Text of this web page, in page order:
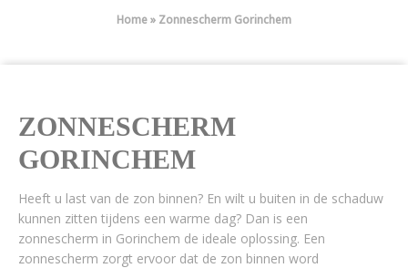
Home» Zonnescherm Gorinchem
ZONNESCHERM
GORINCHEM
Heeft u last van de zon binnen? En wilt u buiten in de schaduw
kunnen zitten tijdens een warme dag? Dan is een
zonnescherm in Gorinchem de ideale oplossing. Een
zonnescherm zorgt ervoor dat de zon binnen word